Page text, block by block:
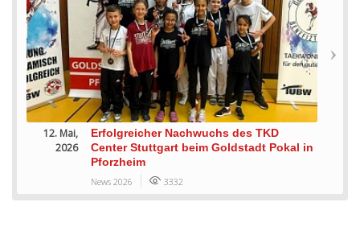
12. Mai,
2026
Erfolgreicher Nachwuchs des TKD
Center Stuttgart beim Goldstadt Pokal in
Pforzheim
News 2026 3332